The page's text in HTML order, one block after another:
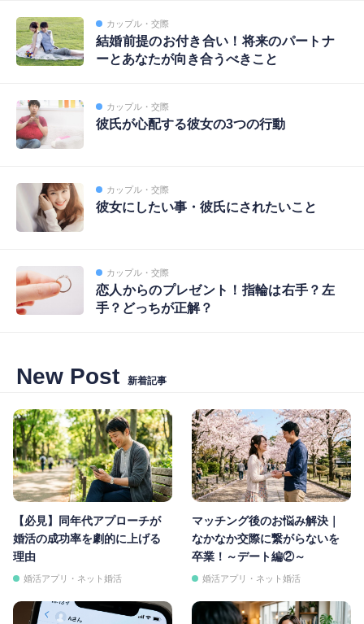
カップル・交際
結婚前提のお付き合い！将来のパートナ
ーとあなたが向き合うべきこと
カップル・交際
彼氏が心配する彼女の3つの行動
カップル・交際
彼女にしたい事・彼氏にされたいこと
カップル・交際
恋人からのプレゼント！指輪は右手？左
手？どっちが正解？
New Post 新着記事
【必見】同年代アプローチが
婚活の成功率を劇的に上げる
理由
婚活アプリ・ネット婚活
マッチング後のお悩み解決｜
なかなか交際に繋がらないを
卒業！～デート編②～
婚活アプリ・ネット婚活